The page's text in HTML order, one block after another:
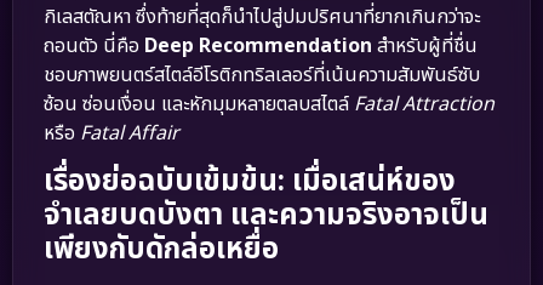
กิเลสตัณหา ซึ่งท้ายที่สุดก็นำไปสู่ปมปริศนาที่ยากเกินกว่าจะ
ถอนตัว นี่คือ Deep Recommendation สำหรับผู้ที่ชื่น
ชอบภาพยนตร์สไตล์อีโรติกทริลเลอร์ที่เน้นความสัมพันธ์ซับ
ซ้อน ซ่อนเงื่อน และหักมุมหลายตลบสไตล์ Fatal Attraction
หรือ Fatal Affair
เรื่องย่อฉบับเข้มข้น: เมื่อเสน่ห์ของ
จำเลยบดบังตา และความจริงอาจเป็น
เพียงกับดักล่อเหยื่อ